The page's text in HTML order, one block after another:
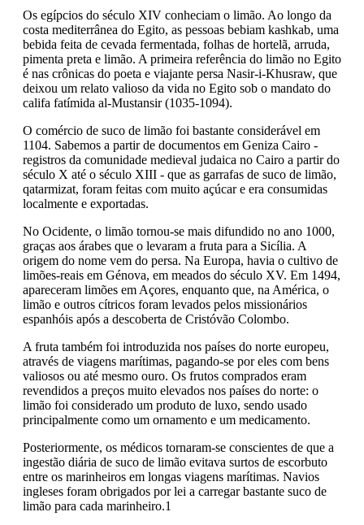
Os egípcios do século XIV conheciam o limão. Ao longo da
costa mediterrânea do Egito, as pessoas bebiam kashkab, uma
bebida feita de cevada fermentada, folhas de hortelã, arruda,
pimenta preta e limão. A primeira referência do limão no Egito
é nas crônicas do poeta e viajante persa Nasir-i-Khusraw, que
deixou um relato valioso da vida no Egito sob o mandato do
califa fatímida al-Mustansir (1035-1094).
O comércio de suco de limão foi bastante considerável em
1104. Sabemos a partir de documentos em Geniza Cairo -
registros da comunidade medieval judaica no Cairo a partir do
século X até o século XIII - que as garrafas de suco de limão,
qatarmizat, foram feitas com muito açúcar e era consumidas
localmente e exportadas.
No Ocidente, o limão tornou-se mais difundido no ano 1000,
graças aos árabes que o levaram a fruta para a Sicília. A
origem do nome vem do persa. Na Europa, havia o cultivo de
limões-reais em Génova, em meados do século XV. Em 1494,
apareceram limões em Açores, enquanto que, na América, o
limão e outros cítricos foram levados pelos missionários
espanhóis após a descoberta de Cristóvão Colombo.
A fruta também foi introduzida nos países do norte europeu,
através de viagens marítimas, pagando-se por eles com bens
valiosos ou até mesmo ouro. Os frutos comprados eram
revendidos a preços muito elevados nos países do norte: o
limão foi considerado um produto de luxo, sendo usado
principalmente como um ornamento e um medicamento.
Posteriormente, os médicos tornaram-se conscientes de que a
ingestão diária de suco de limão evitava surtos de escorbuto
entre os marinheiros em longas viagens marítimas. Navios
ingleses foram obrigados por lei a carregar bastante suco de
limão para cada marinheiro.1